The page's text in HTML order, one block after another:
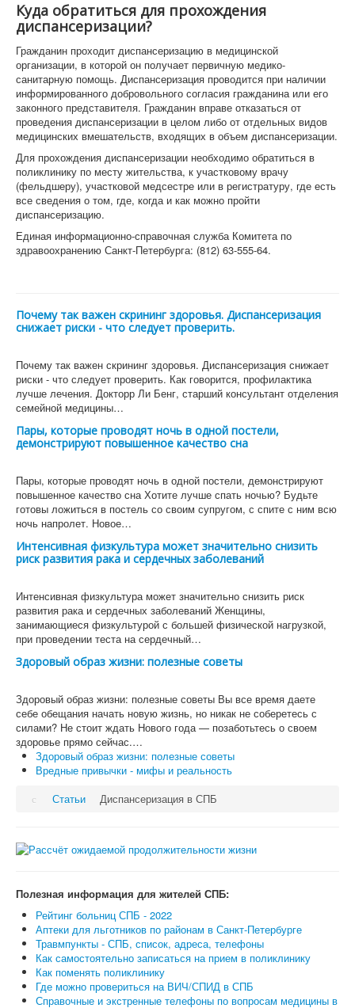
Куда обратиться для прохождения
диспансеризации?
Гражданин проходит диспансеризацию в медицинской
организации, в которой он получает первичную медико-
санитарную помощь. Диспансеризация проводится при наличии
информированного добровольного согласия гражданина или его
законного представителя. Гражданин вправе отказаться от
проведения диспансеризации в целом либо от отдельных видов
медицинских вмешательств, входящих в объем диспансеризации.
Для прохождения диспансеризации необходимо обратиться в
поликлинику по месту жительства, к участковому врачу
(фельдшеру), участковой медсестре или в регистратуру, где есть
все сведения о том, где, когда и как можно пройти
диспансеризацию.
Единая информационно-справочная служба Комитета по
здравоохранению Санкт-Петербурга: (812) 63-555-64.
Почему так важен скрининг здоровья. Диспансеризация
снижает риски - что следует проверить.
Почему так важен скрининг здоровья. Диспансеризация снижает
риски - что следует проверить. Как говорится, профилактика
лучше лечения. Докторр Ли Бенг, старший консультант отделения
семейной медицины…
Пары, которые проводят ночь в одной постели,
демонстрируют повышенное качество сна
Пары, которые проводят ночь в одной постели, демонстрируют
повышенное качество сна Хотите лучше спать ночью? Будьте
готовы ложиться в постель со своим супругом, с спите с ним всю
ночь напролет. Новое…
Интенсивная физкультура может значительно снизить
риск развития рака и сердечных заболеваний
Интенсивная физкультура может значительно снизить риск
развития рака и сердечных заболеваний Женщины,
занимающиеся физкультурой с большей физической нагрузкой,
при проведении теста на сердечный…
Здоровый образ жизни: полезные советы
Здоровый образ жизни: полезные советы Вы все время даете
себе обещания начать новую жизнь, но никак не соберетесь с
силами? Не стоит ждать Нового года — позаботьтесь о своем
здоровье прямо сейчас.…
Здоровый образ жизни: полезные советы
Вредные привычки - мифы и реальность
Статьи
Диспансеризация в СПБ
Полезная информация для жителей СПБ:
Рейтинг больниц СПБ - 2022
Аптеки для льготников по районам в Санкт-Петербурге
Травмпункты - СПБ, список, адреса, телефоны
Как самостоятельно записаться на прием в поликлинику
Как поменять поликлинику
Где можно провериться на ВИЧ/СПИД в СПБ
Справочные и экстренные телефоны по вопросам медицины в